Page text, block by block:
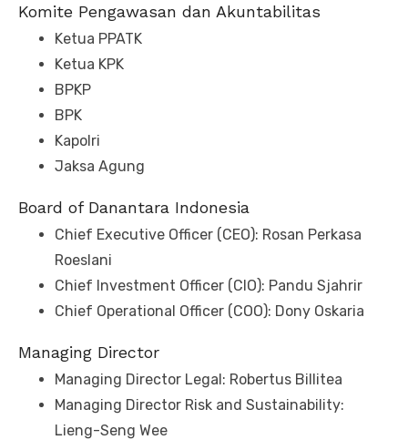
Komite Pengawasan dan Akuntabilitas
Ketua PPATK
Ketua KPK​​​​​​​
BPKP​​​​​​​
BPK
Kapolri
Jaksa Agung​​​​​​​
Board of Danantara Indonesia
Chief Executive Officer (CEO): Rosan Perkasa ​​​
Roeslani​​​​​​​
Chief Investment Officer (CIO): Pandu Sjahrir​​​​​​​
Chief Operational Officer (COO): Dony Oskaria​​​​​​​
Managing Director
Managing Director Legal: Robertus Billitea​​​​​​​
Managing Director Risk and Sustainability:
Lieng-Seng Wee​​​​​​​